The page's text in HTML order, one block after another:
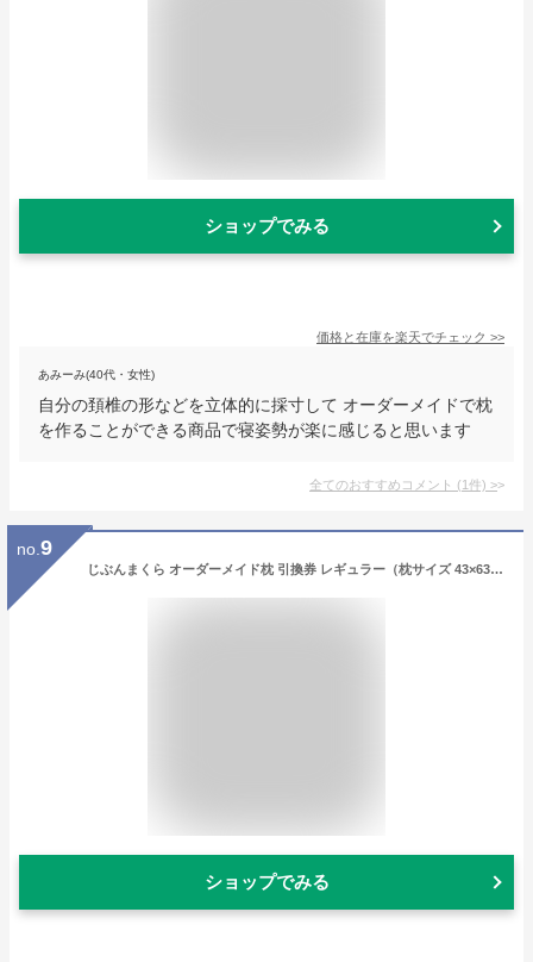
ショップでみる
価格と在庫を楽天でチェック >>
あみーみ(40代・女性)
自分の頚椎の形などを立体的に採寸して オーダーメイドで枕
を作ることができる商品で寝姿勢が楽に感じると思います
全てのおすすめコメント (1件) >
no. 9
じぶんまくら オーダーメイド枕 引換券 レギュラー（枕サイズ 43×63cm）プレゼント券 ギフト券 メンテナンス無料 高級枕 誕生日 敬老の日 贈り物 新居祝い 結婚祝い 退職祝い
ショップでみる